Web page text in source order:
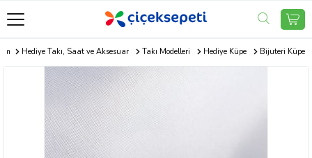
Hediye Takı, Saat ve Aksesuar Takı Modelleri Hediye Küpe Bijuteri Küpe